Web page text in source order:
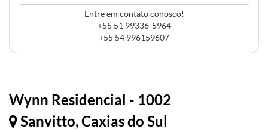
Wynn Residencial - 1002
Sanvitto, Caxias do Sul
Entre em contato conosco!
+55 51 99336-5964
+55 54 996159607